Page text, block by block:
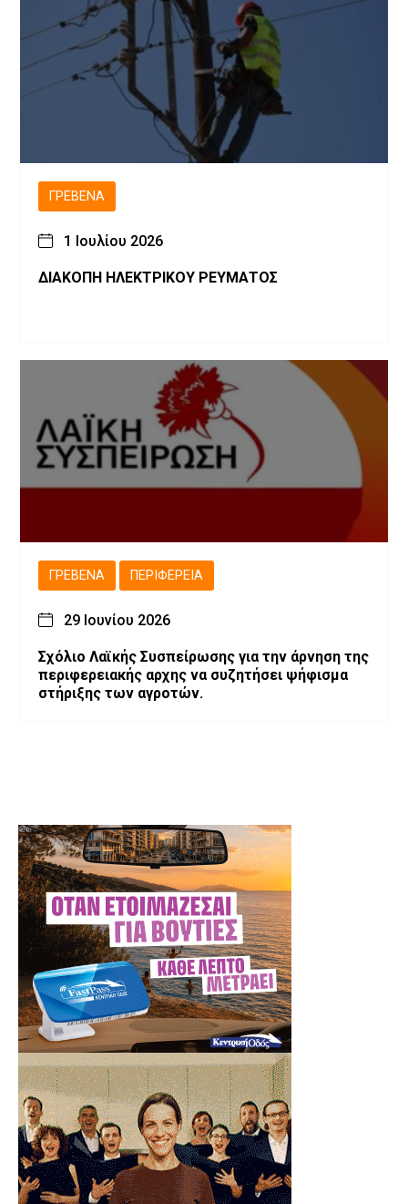
ΓΡΕΒΕΝΆ
1 Ιουλίου 2026
ΔΙΑΚΟΠΗ ΗΛΕΚΤΡΙΚΟΥ ΡΕΥΜΑΤΟΣ
ΓΡΕΒΕΝΆ ΠΕΡΙΦΈΡΕΙΑ
29 Ιουνίου 2026
Σχόλιο Λαϊκής Συσπείρωσης για την άρνηση της
περιφερειακής αρχης να συζητήσει ψήφισμα
στήριξης των αγροτών.